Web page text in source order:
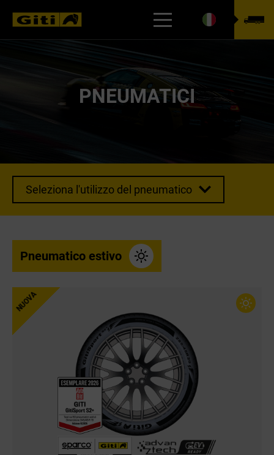
CERCA IL PNEUMATICO
PNEUMATICI
Seleziona l'utilizzo del pneumatico
Pneumatico estivo